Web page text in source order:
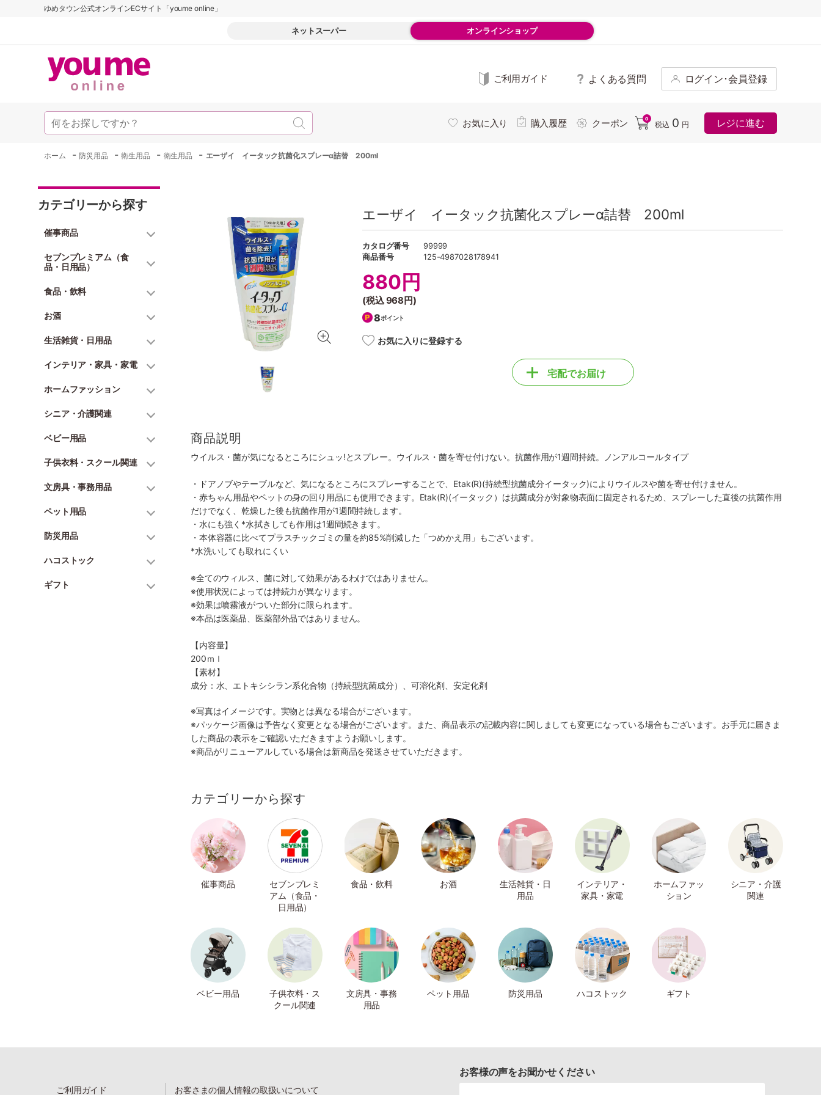
ゆめタウン公式オンラインECサイト「youme online」
ネットスーパー オンラインショップ
ご利用ガイド よくある質問 ログイン･会員登録
お気に入り 購入履歴 クーポン 0
税込 0 円 レジに進む
ホーム -防災用品 -衛生用品 - 衛生用品 - エーザイ イータック抗菌化スプレーα詰替 200ml
カテゴリーから探す
催事商品
セブンプレミアム（食
品・日用品）
食品・飲料
お酒
生活雑貨・日用品
インテリア・家具・家電
ホームファッション
シニア・介護関連
ベビー用品
子供衣料・スクール関連
文房具・事務用品
ペット用品
防災用品
ハコストック
ギフト
エーザイ イータック抗菌化スプレーα詰替 200ml
カタログ番号
99999
商品番号
125-4987028178941
880円
(税込968円)
8ポイント
お気に入りに登録する
宅配でお届け
商品説明
ウイルス・菌が気になるところにシュッ!とスプレー。ウイルス・菌を寄せ付けない。抗菌作用が1週間持続。ノンアルコールタイプ
・ドアノブやテーブルなど、気になるところにスプレーすることで、Etak(R)(持続型抗菌成分イータック)によりウイルスや菌を寄せ付けません。
・赤ちゃん用品やペットの身の回り用品にも使用できます。Etak(R)(イータック）は抗菌成分が対象物表面に固定されるため、スプレーした直後の抗菌作用
だけでなく、乾燥した後も抗菌作用が1週間持続します。
・水にも強く*水拭きしても作用は1週間続きます。
・本体容器に比べてプラスチックゴミの量を約85%削減した「つめかえ用」もございます。
*水洗いしても取れにくい
※全てのウィルス、菌に対して効果があるわけではありません。
※使用状況によっては持続力が異なります。
※効果は噴霧液がついた部分に限られます。
※本品は医薬品、医薬部外品ではありません。
【内容量】
200ｍｌ
【素材】
成分：水、エトキシシラン系化合物（持続型抗菌成分）、可溶化剤、安定化剤
※写真はイメージです。実物とは異なる場合がございます。
※パッケージ画像は予告なく変更となる場合がございます。また、商品表示の記載内容に関しましても変更になっている場合もございます。お手元に届きま
した商品の表示をご確認いただきますようお願いします。
※商品がリニューアルしている場合は新商品を発送させていただきます。
カテゴリーから探す
催事商品
セブンプレミ
アム（食品・
日用品）
食品・飲料 お酒
生活雑貨・日
用品
インテリア・
家具・家電
ホームファッ
ション
シニア・介護
関連
ベビー用品
子供衣料・ス
クール関連
文房具・事務
用品
ペット用品 防災用品 ハコストック ギフト
ご利用ガイド お客さまの個人情報の取扱いについて
お客様の声をお聞かせください